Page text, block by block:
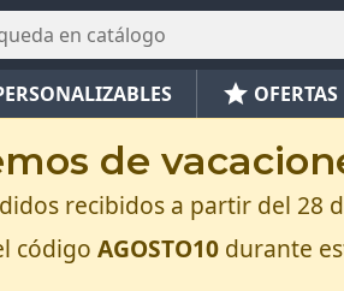
star OFERTAS
de
recibidos a partir del 28
código AGOSTO10 durante